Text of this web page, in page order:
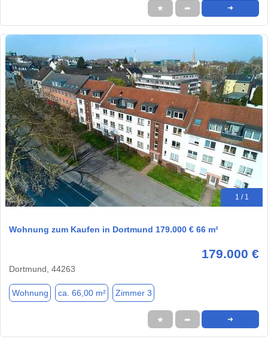
★ ➦ ➜
1 / 1
Wohnung zum Kaufen in Dortmund 179.000 € 66 m²
179.000 €
Dortmund, 44263
Wohnung ca. 66,00 m² Zimmer 3
★ ➦ ➜